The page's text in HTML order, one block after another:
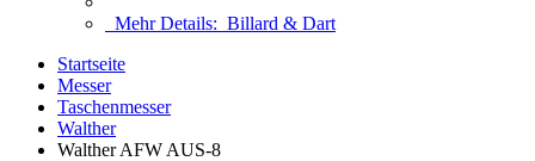
Mehr Details: Billard & Dart
Startseite
Messer
Taschenmesser
Walther
Walther AFW AUS-8